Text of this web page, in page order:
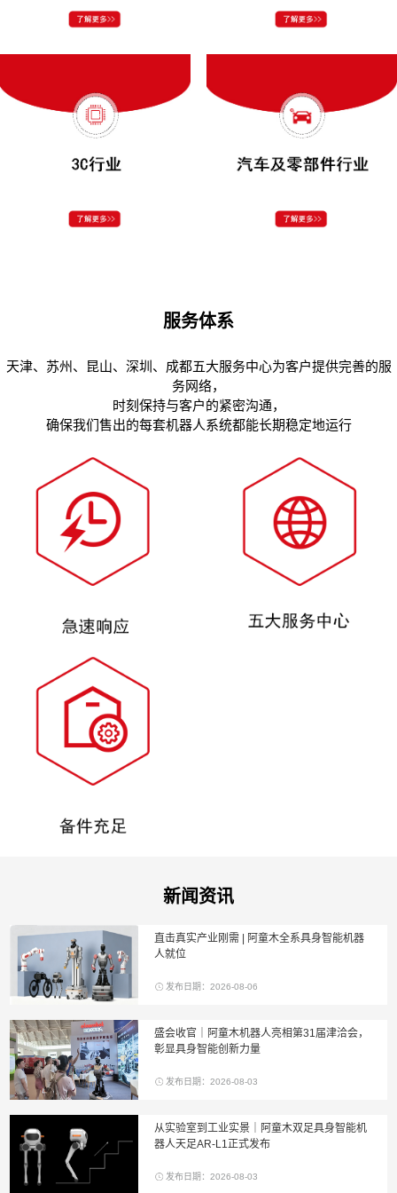
服务体系
天津、苏州、昆山、深圳、成都五大服务中心为客户提供完善的服
务网络，
时刻保持与客户的紧密沟通，
确保我们售出的每套机器人系统都能长期稳定地运行
新闻资讯
直击真实产业刚需 | 阿童木全系具身智能机器
人就位
发布日期：2026-08-06
盛会收官｜阿童木机器人亮相第31届津洽会，
彰显具身智能创新力量
发布日期：2026-08-03
从实验室到工业实景｜阿童木双足具身智能机
器人天足AR-L1正式发布
发布日期：2026-08-03